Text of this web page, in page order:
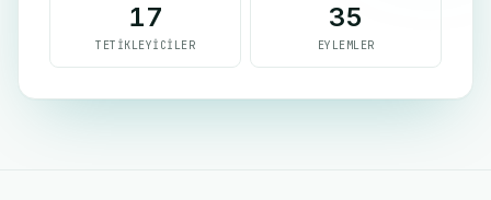
17
TETIKLEYICILER
35
EYLEMLER